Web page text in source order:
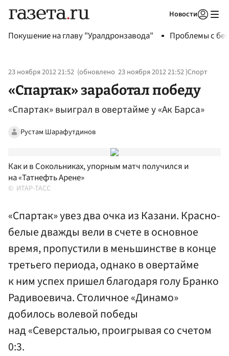
Новости
Покушение на главу "Уралдронзавода" Проблемы с
23 ноября 2012 21:52 (обновлено 23 ноября 2012 21:52)Спорт
«Спартак» заработал победу
«Спартак» выиграл в овертайме у «Ак Барса»
Рустам Шарафутдинов
Как и в Сокольниках, упорным матч получился и
на «Татнефть Арене»
ИТАР-ТАСС
«Спартак» увез два очка из Казани. Красно-
белые дважды вели в счете в основное
время, пропустили в меньшинстве в конце
третьего периода, однако в овертайме
к ним успех пришел благодаря голу Бранко
Радивоевича. Столичное «Динамо»
добилось волевой победы
над «Северсталью, проигрывая со счетом
0:3.